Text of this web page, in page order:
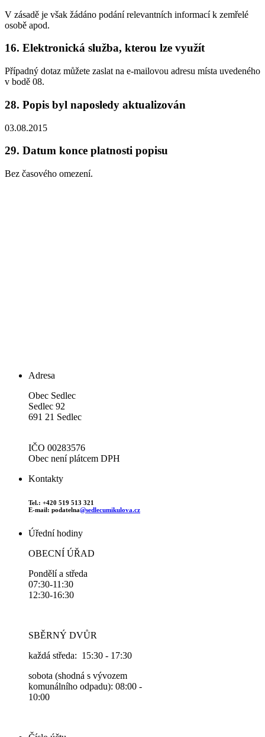
V zásadě je však žádáno podání relevantních informací k zemřelé
osobě apod.
16. Elektronická služba, kterou lze využít
Případný dotaz můžete zaslat na e-mailovou adresu místa uvedeného
v bodě 08.
28. Popis byl naposledy aktualizován
03.08.2015
29. Datum konce platnosti popisu
Bez časového omezení.
Adresa
Obec Sedlec
Sedlec 92
691 21 Sedlec
IČO 00283576
Obec není plátcem DPH
Kontakty
Tel.: +420 519 513 321
E-mail: podatelna@sedlecumikulova.cz
Úřední hodiny
OBECNÍ ÚŘAD
Pondělí a středa
07:30-11:30
12:30-16:30
SBĚRNÝ DVŮR
každá středa: 15:30 - 17:30
sobota (shodná s vývozem
komunálního odpadu): 08:00 -
10:00